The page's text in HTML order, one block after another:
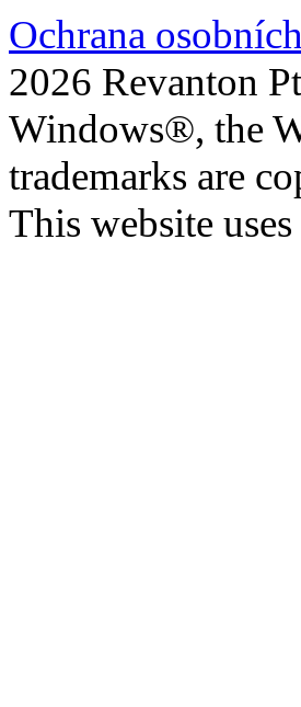
Ochrana
2026 Revanton
Windows®, the
trademarks are
This website uses